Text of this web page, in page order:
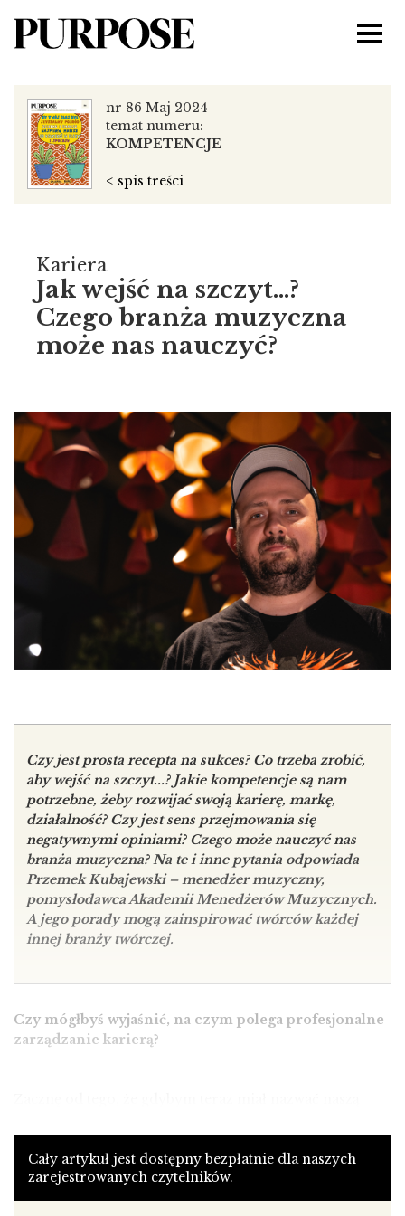
Kariera
Jak wejść na szczyt...?
Czego branża muzyczna
może nas nauczyć?
Czy jest prosta recepta na sukces? Co trzeba zrobić,
aby wejść na szczyt...? Jakie kompetencje są nam
potrzebne, żeby rozwijać swoją karierę, markę,
działalność? Czy jest sens przejmowania się
negatywnymi opiniami? Czego może nauczyć nas
branża muzyczna? Na te i inne pytania odpowiada
Przemek Kubajewski – menedżer muzyczny,
pomysłodawca Akademii Menedżerów Muzycznych.
A jego porady mogą zainspirować twórców każdej
innej branży twórczej.
Czy mógłbyś wyjaśnić, na czym polega profesjonalne
zarządzanie karierą?
Menedżerów Muzycznych”, ponieważ aktualnie uczą się
u nas głównie muzycy, artyści. To się zmieniło od czasu,
kiedy zaczynaliśmy – w 2012 roku 90% ok. 30-osobowej
grupy stanowili menedżerowie. Potem to się faktycznie
Cały artykuł jest dostępny bezpłatnie dla naszych
zarejestrowanych czytelników.
nr 86 Maj 2024
temat numeru:
KOMPETENCJE
< spis treści